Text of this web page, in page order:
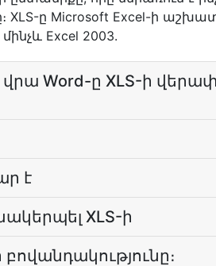
XLS-ը Microsoft Excel-ի
Excel 2003.
Word-ը XLS-ի
է
XLS-ի